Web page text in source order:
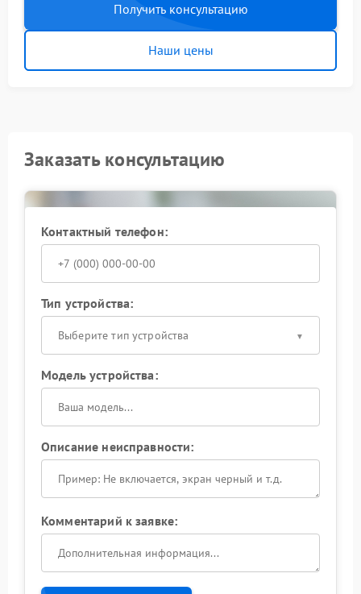
Получить консультацию
Наши цены
Заказать консультацию
Контактный телефон:
Тип устройства:
Выберите тип устройства
Модель устройства:
Описание неисправности:
Комментарий к заявке: